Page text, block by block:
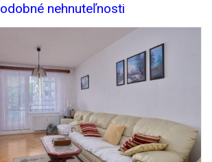
nehnuteľnosti